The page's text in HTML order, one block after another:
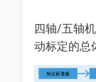
四轴/五轴
动标定的总